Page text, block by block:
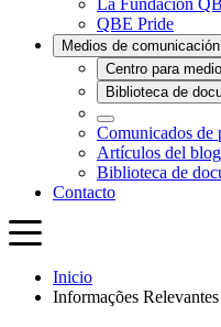
Inicio
Informações